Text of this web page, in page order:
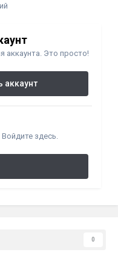
аккаунта. Это просто!
аккаунт
здесь.
0